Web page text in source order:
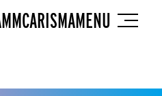
CARISMAMENU